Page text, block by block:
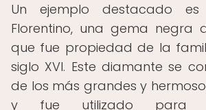
Un ejemplo destacado
Florentino, una gema negra
que fue propiedad de la
siglo XVI. Este diamante se
de los más grandes y
y fue utilizado para